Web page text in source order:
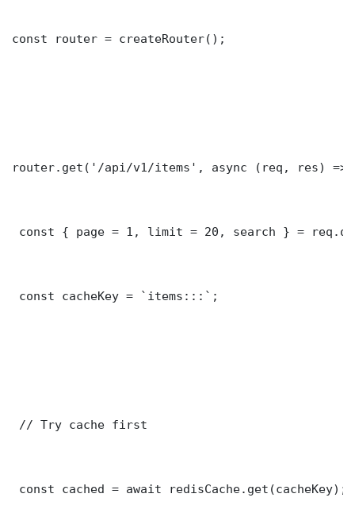
const router = createRouter();
router.get('/api/v1/items', async (req, res) =>
const { page = 1, limit = 20, search } =
const cacheKey = `items:::`;
// Try cache first
const cached = await redisCache.get(cacheKey);